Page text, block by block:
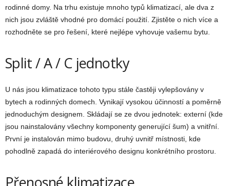
rodinné domy. Na trhu existuje mnoho typů klimatizací, ale dva z
nich jsou zvláště vhodné pro domácí použití. Zjistěte o nich více a
rozhodněte se pro řešení, které nejlépe vyhovuje vašemu bytu.
Split / A / C jednotky
U nás jsou klimatizace tohoto typu stále častěji vylepšovány v
bytech a rodinných domech. Vynikají vysokou účinností a poměrně
jednoduchým designem. Skládají se ze dvou jednotek: externí (kde
jsou nainstalovány všechny komponenty generující šum) a vnitřní.
První je instalován mimo budovu, druhý uvnitř místnosti, kde
pohodlně zapadá do interiérového designu konkrétního prostoru.